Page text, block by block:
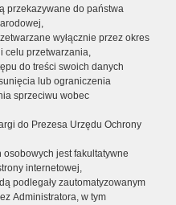
przekazywane do państwa
wyłącznie przez okres
celu przetwarzania,
do treści swoich danych
lub ograniczenia
sprzeciwu wobec
do Prezesa Urzędu Ochrony
jest fakultatywne
internetowej,
podlegały zautomatyzowanym
Administratora, w tym